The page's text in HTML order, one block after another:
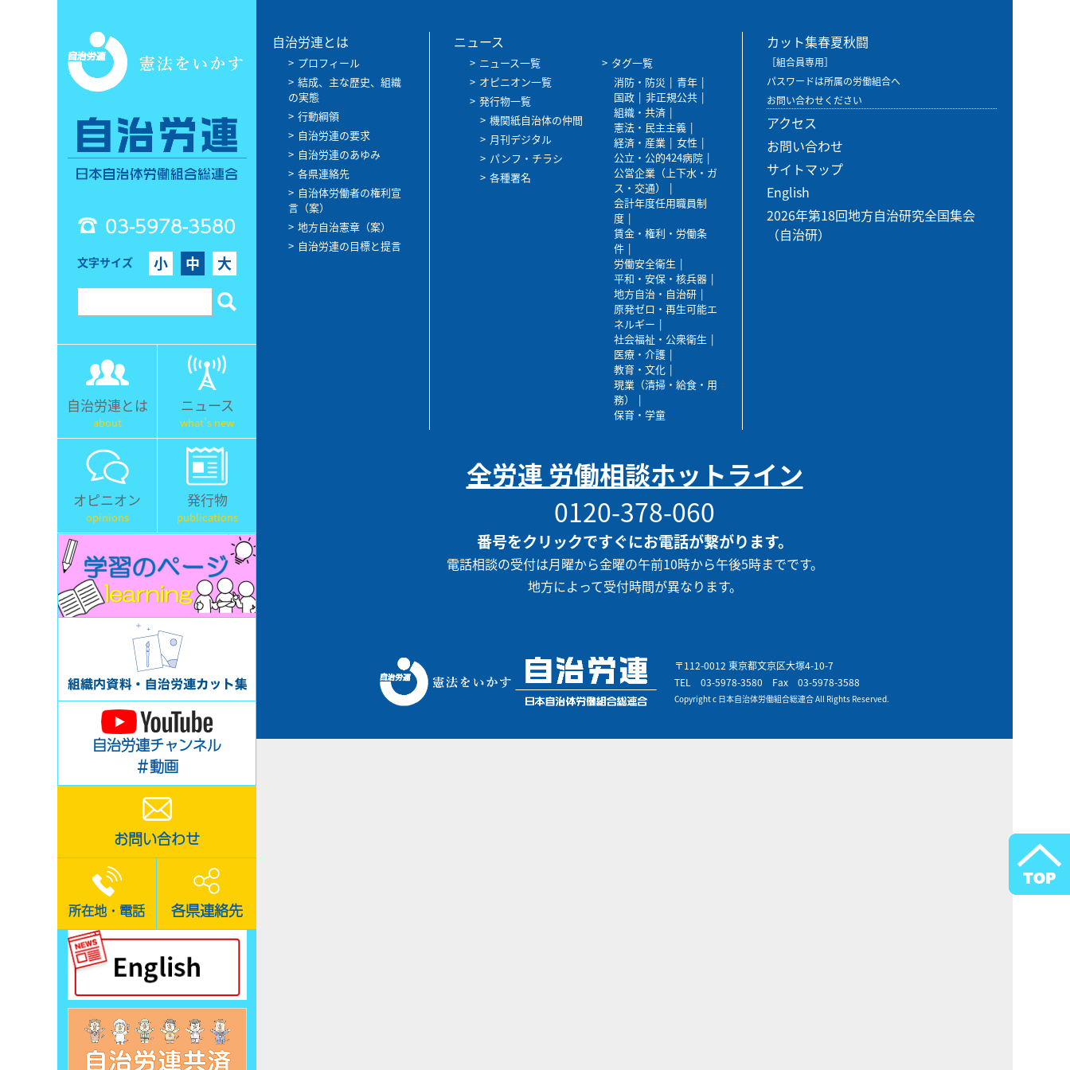
03-5978-3580
文字サイズ 小 中 大
自治労連とは
about
ニュース
what's new
オピニオン
opinions
発行物
publications
自治労連チャンネル
＃動画
お問い合わせ
所在地・電話 各県連絡先
自治労連とは
プロフィール
結成、主な歴史、組織
の実態
行動綱領
自治労連の要求
自治労連のあゆみ
各県連絡先
自治体労働者の権利宣
言（案）
地方自治憲章（案）
自治労連の目標と提言
ニュース
ニュース一覧
オピニオン一覧
発行物一覧
機関紙自治体の仲間
月刊デジタル
パンフ・チラシ
各種署名
タグ一覧
消防・防災
青年
国政
非正規公共
組織・共済
憲法・民主主義
経済・産業
女性
公立・公的424病院
公営企業（上下水・ガ
ス・交通）
会計年度任用職員制
度
賃金・権利・労働条
件
労働安全衛生
平和・安保・核兵器
地方自治・自治研
原発ゼロ・再生可能エ
ネルギー
社会福祉・公衆衛生
医療・介護
教育・文化
現業（清掃・給食・用
務）
保育・学童
カット集春夏秋闘
［組合員専用］
パスワードは所属の労働組合へ
お問い合わせください
アクセス
お問い合わせ
サイトマップ
English
2026年第18回地方自治研究全国集会
（自治研）
全労連 労働相談ホットライン
0120-378-060
番号をクリックですぐにお電話が繋がります。
電話相談の受付は月曜から金曜の午前10時から午後5時までです。
地方によって受付時間が異なります。
〒112-0012 東京都文京区大塚4-10-7
TEL 03-5978-3580 Fax 03-5978-3588
Copyright c 日本自治体労働組合総連合 All Rights Reserved.